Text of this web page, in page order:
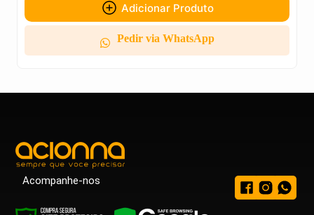
Adicionar Produto
Pedir via WhatsApp
Acompanhe-nos